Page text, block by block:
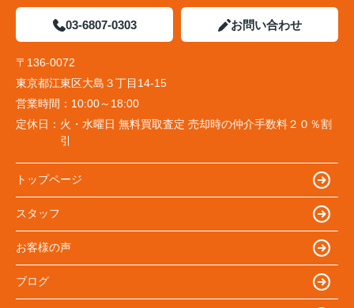
03-6807-0303 お問い合わせ
〒136-0072
東京都江東区大島３丁目14-15
営業時間： 10:00～18:00
定休日： 火・水曜日 無料買取査定 売却時の仲介手数料２０％割
引
トップページ
スタッフ
お客様の声
ブログ